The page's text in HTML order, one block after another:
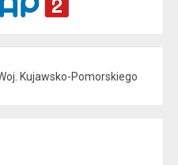
Kujawsko-Pomorskiego